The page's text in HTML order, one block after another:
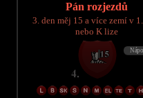
Pán rozjezdů
3. den měj 15 a více zemí v
nebo K lize